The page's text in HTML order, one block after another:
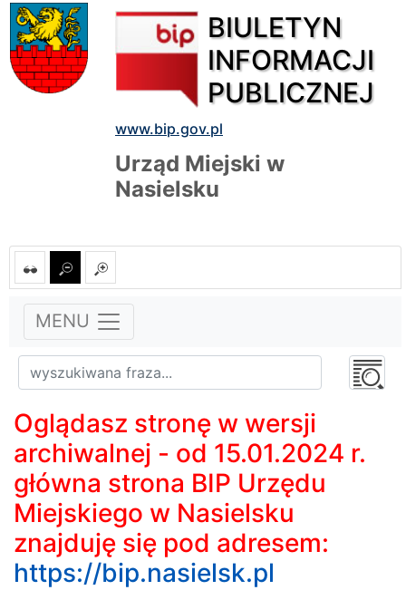
BIULETYN
INFORMACJI
PUBLICZNEJ
www.bip.gov.pl
Urząd Miejski w
Nasielsku
MENU
Oglądasz stronę w wersji
archiwalnej - od 15.01.2024 r.
główna strona BIP Urzędu
Miejskiego w Nasielsku
znajduję się pod adresem:
https://bip.nasielsk.pl